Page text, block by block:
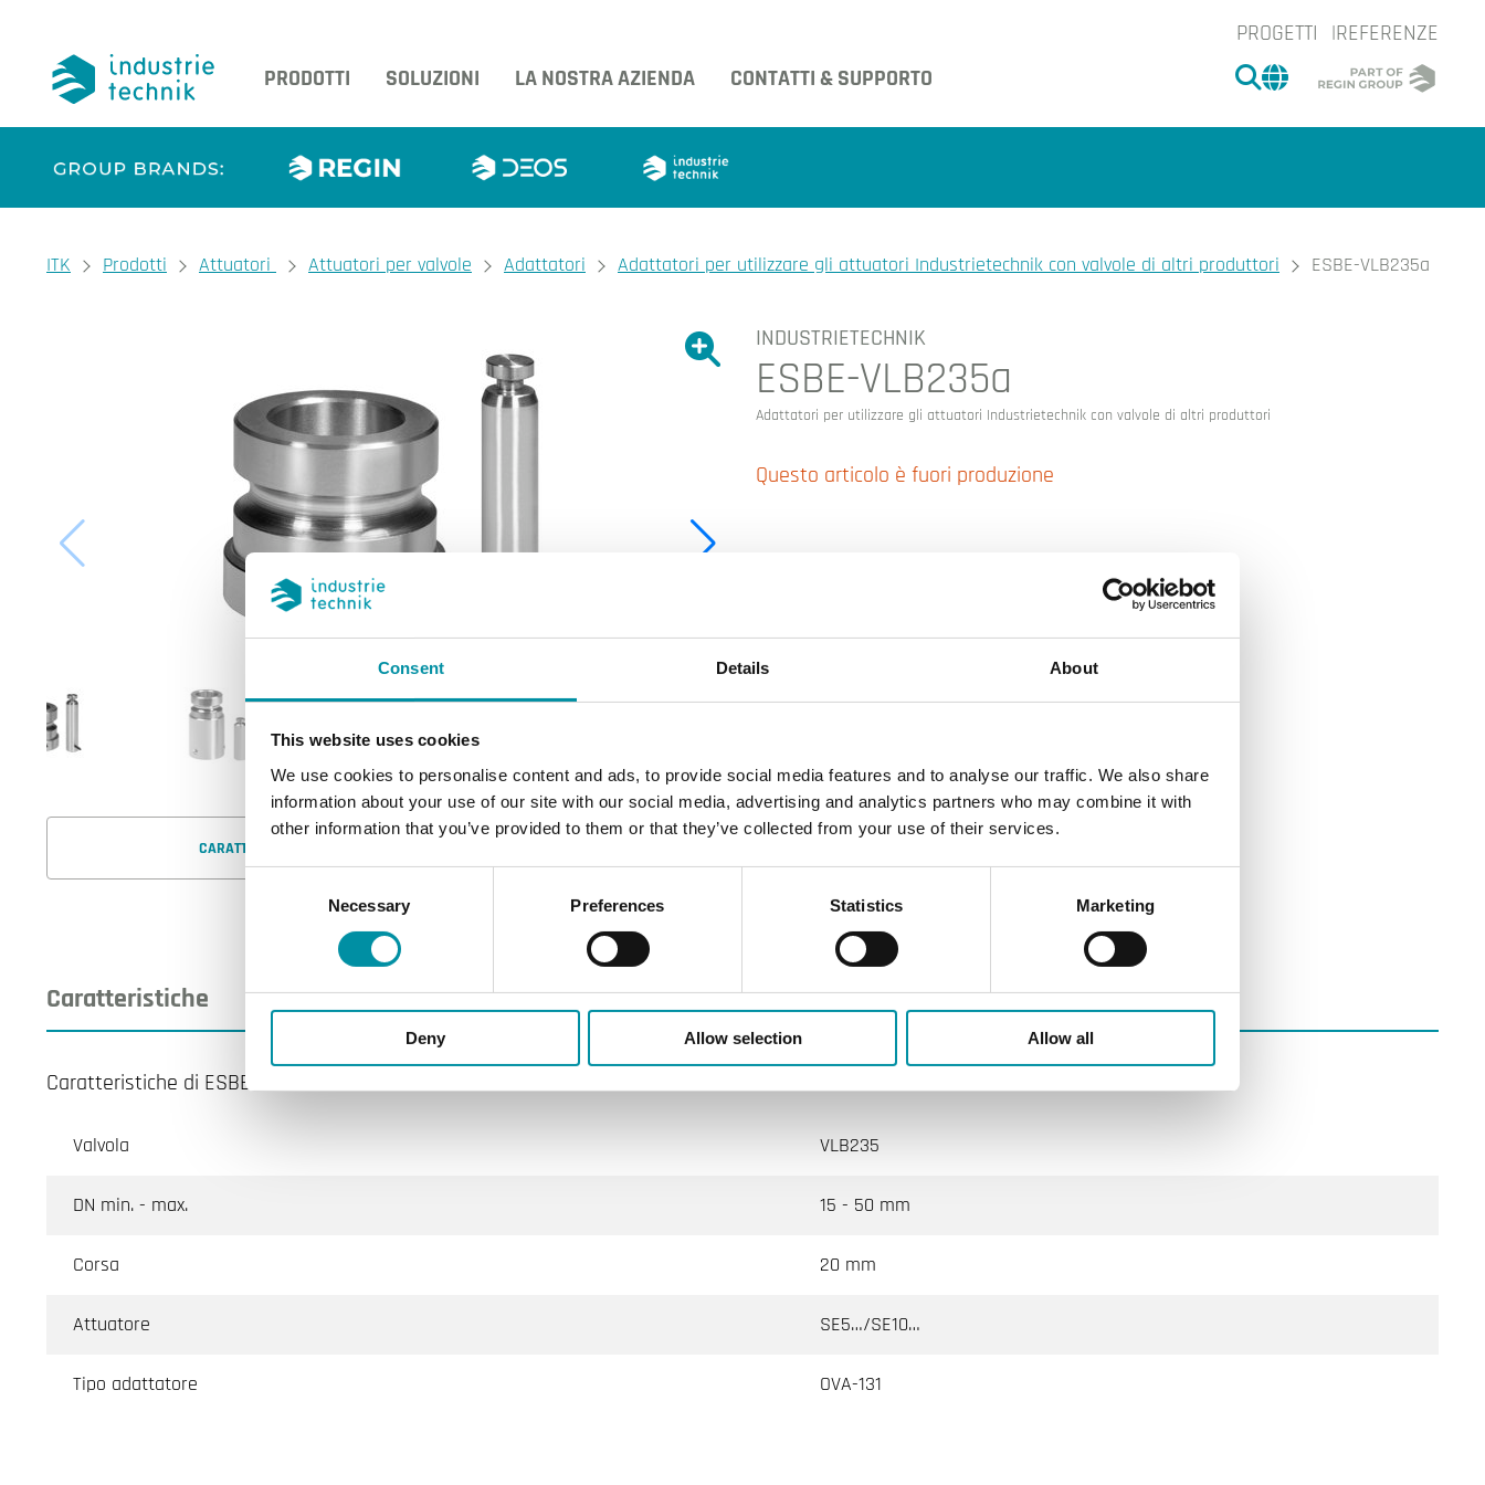
Consent Details About
This website uses cookies
We use cookies to personalise content and ads, to provide social media features and to analyse our traffic. We also share
information about your use of our site with our social media, advertising and analytics partners who may combine it with
other information that you’ve provided to them or that they’ve collected from your use of their services.
Consent
Necessary Preferences Statistics Marketing
Deny Allow selection Allow all
PROGETTI
REFERENZE
PRODOTTI
SOLUZIONI LA NOSTRA AZIENDA CONTATTI & SUPPORTO CERCA
CHANGE MARKET
You are here:
ITK Prodotti Attuatori Attuatori per valvole Adattatori Adattatori per utilizzare gli attuatori Industrietechnik con valvole di altri produttori ESBE-VLB235a
Ingrandire l'immagine.
Ingrandire l'immagine.
INDUSTRIETECHNIK
ESBE-VLB235a
Adattatori per utilizzare gli attuatori Industrietechnik con valvole di altri produttori
Questo articolo è fuori produzione
CARATTERISTICHE
Caratteristiche
Caratteristiche di ESBE-VLB235a
Valvola VLB235
DN min. - max. 15 - 50 mm
Corsa 20 mm
Attuatore SE5…/SE10…
Tipo adattatore OVA-131